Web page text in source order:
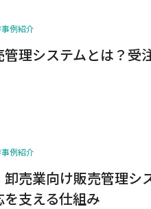
事例紹介
理システムとは？受
事例紹介
売業向け販売管理シ
支える仕組み